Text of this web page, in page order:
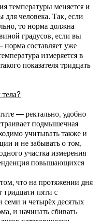
температуры меняется и
для человека. Так, если
то норма должна
градусов, если вы
норма составляет уже
измеряется в
показателя тридцать
— ректально, удобно
подмышечная
учитывать также и
и не забывать о том,
участка измерения
повышающихся
что на протяжении дня
тридцати пяти с
семи и четырёх десятых
и начинать сбивать